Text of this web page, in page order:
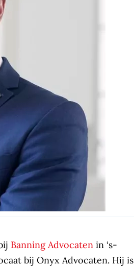
Banning Advocaten in ‘s-
bij Onyx Advocaten. Hij is